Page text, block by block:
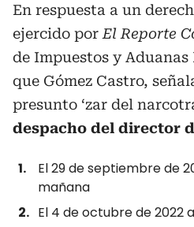
En respuesta a un
ejercido por El Reporte
de Impuestos y
que Gómez Castro,
presunto ‘zar del
despacho del director
El 29 de septiembre de
mañana
El 4 de octubre de 2022